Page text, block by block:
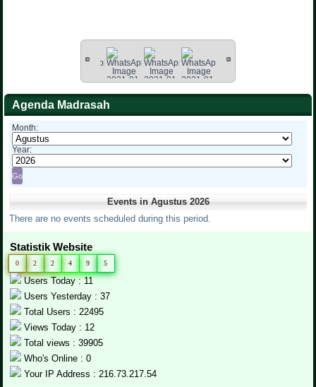
Agenda Madrasah
Month:
Year:
Events in Agustus 2026
There are no events scheduled during this period.
Statistik Website
0 2 2 4 9 5
Users Today : 11
Users Yesterday : 37
Total Users : 22495
Views Today : 12
Total views : 39905
Who's Online : 0
Your IP Address : 216.73.217.54